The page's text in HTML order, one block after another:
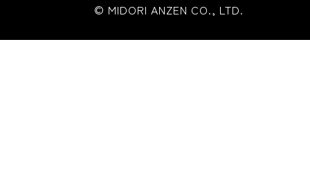
© MIDORI ANZEN CO., LTD.